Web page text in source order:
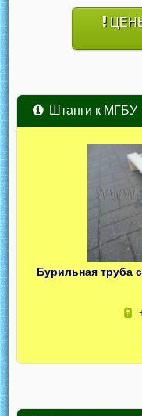
Штанги к МГБУ
Бурильная труба